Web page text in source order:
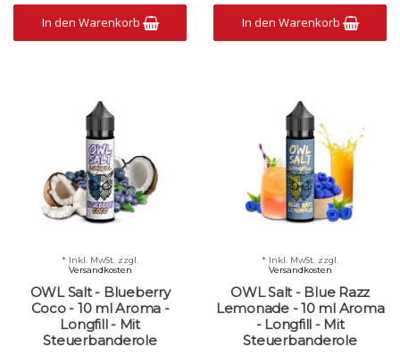
In den Warenkorb In den Warenkorb
OWL Salt - Blueberry
Coco - 10 ml Aroma -
Longfill - Mit
Steuerbanderole
* Inkl. MwSt. zzgl.
Versandkosten
OWL Salt - Blue Razz
Lemonade - 10 ml Aroma
- Longfill - Mit
Steuerbanderole
* Inkl. MwSt. zzgl.
Versandkosten